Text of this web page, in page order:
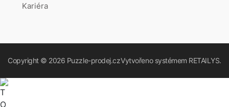
Kariéra
Copyright © 2026 Puzzle-prodej.czVytvořeno systémem RETAILYS.